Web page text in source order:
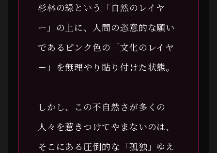
杉林の緑という「自然のレイヤ
ー」の上に、人間の恣意的な願い
であるピンク色の「文化のレイヤ
ー」を無理やり貼り付けた状態。
しかし、この不自然さが多くの
人々を惹きつけてやまないのは、
そこにある圧倒的な「孤独」ゆえ